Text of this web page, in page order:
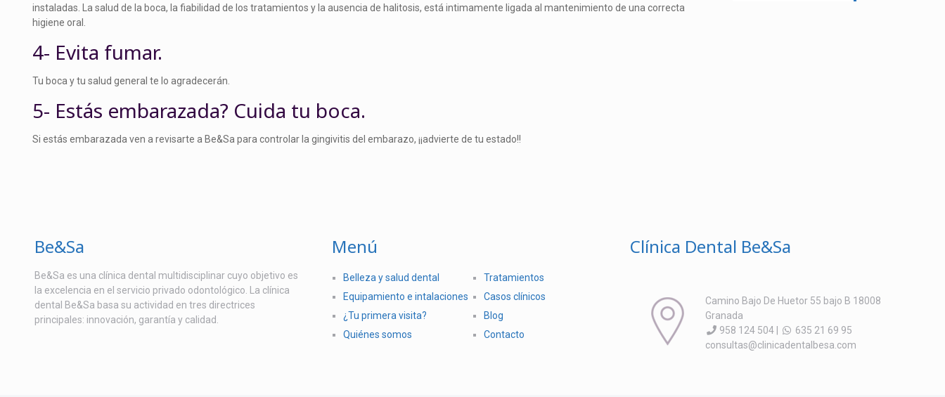
instaladas. La salud de la boca, la fiabilidad de los tratamientos y la ausencia de halitosis, está intimamente ligada al mantenimiento de una correcta
higiene oral.
4- Evita fumar.
Tu boca y tu salud general te lo agradecerán.
5- Estás embarazada? Cuida tu boca.
Si estás embarazada ven a revisarte a Be&Sa para controlar la gingivitis del embarazo, ¡¡advierte de tu estado!!
Be&Sa
Be&Sa es una clínica dental multidisciplinar cuyo objetivo es
la excelencia en el servicio privado odontológico. La clínica
dental Be&Sa basa su actividad en tres directrices
principales: innovación, garantía y calidad.
Menú
Belleza y salud dental
Equipamiento e intalaciones
¿Tu primera visita?
Quiénes somos
Tratamientos
Casos clínicos
Blog
Contacto
Clínica Dental Be&Sa
Camino Bajo De Huetor 55 bajo B 18008
Granada
958 124 504 |
635 21 69 95
consultas@clinicadentalbesa.com